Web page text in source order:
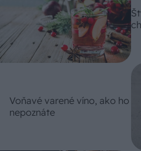
Voňavé varené víno, ako ho
nepoznáte